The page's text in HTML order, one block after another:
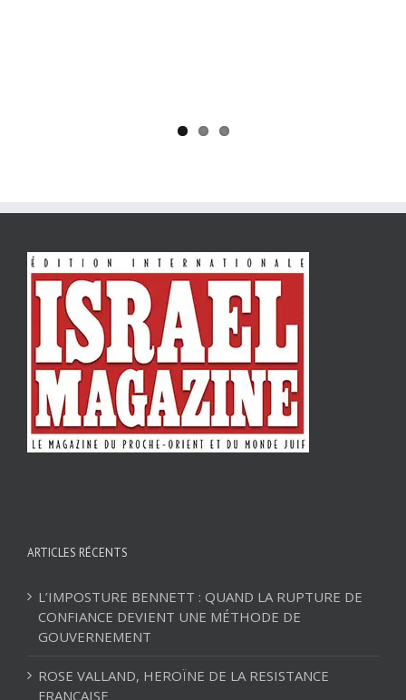
ARTICLES RÉCENTS
L’IMPOSTURE BENNETT : QUAND LA RUPTURE DE
CONFIANCE DEVIENT UNE MÉTHODE DE
GOUVERNEMENT
ROSE VALLAND, HEROÏNE DE LA RESISTANCE
FRANÇAISE